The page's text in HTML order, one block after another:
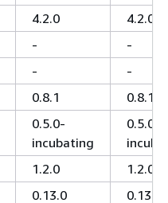
4.2.0
4.2.0
-
-
-
-
0.8.1
0.8.1
0.5.0-
incubating
0.5.0-
1.2.0
1.2.0
0.13.0
0.13.0